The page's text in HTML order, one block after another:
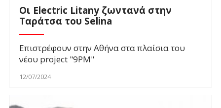
Οι Electric Litany ζωντανά στην
Ταράτσα του Selina
Επιστρέφουν στην Αθήνα στα πλαίσια του
νέου project "9PM"
12/07/2024